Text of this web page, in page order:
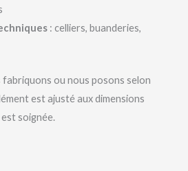
: celliers, buanderies,
ou nous posons selon
est ajusté aux dimensions
soignée.